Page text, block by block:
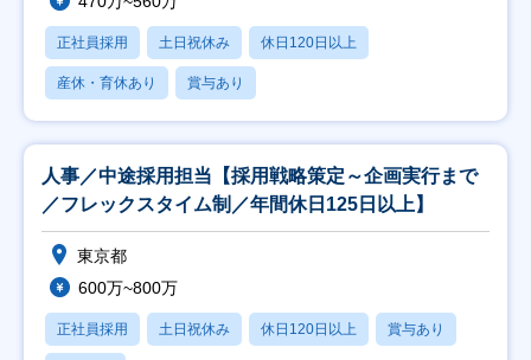
正社員採用 土日祝休み 休日120日以上
産休・育休あり 賞与あり
人事／中途採用担当【採用戦略策定～企画実行まで
／フレックスタイム制／年間休日125日以上】
東京都
600万~800万
正社員採用 土日祝休み 休日120日以上 賞与あり